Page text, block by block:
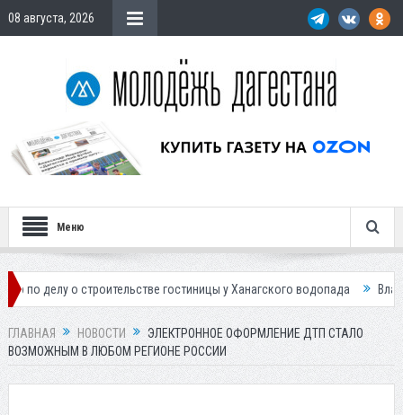
08 августа, 2026
Меню
строительстве гостиницы у Ханагского водопада Власти
ГЛАВНАЯ НОВОСТИ
ЭЛЕКТРОННОЕ ОФОРМЛЕНИЕ ДТП СТАЛО
ВОЗМОЖНЫМ В ЛЮБОМ РЕГИОНЕ РОССИИ